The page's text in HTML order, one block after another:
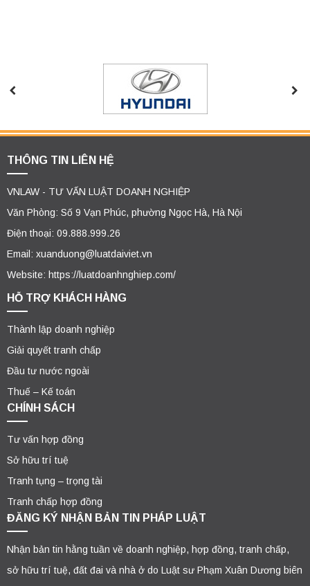
THÔNG TIN LIÊN HỆ
VNLAW - TƯ VẤN LUẬT DOANH NGHIỆP
Văn Phòng: Số 9 Vạn Phúc, phường Ngọc Hà, Hà Nội
Điện thoại: 09.888.999.26
Email: xuanduong@luatdaiviet.vn
Website: https://luatdoanhnghiep.com/
HỖ TRỢ KHÁCH HÀNG
Thành lập doanh nghiệp
Giải quyết tranh chấp
Đầu tư nước ngoài
Thuế – Kế toán
CHÍNH SÁCH
Tư vấn hợp đồng
Sở hữu trí tuệ
Tranh tụng – trọng tài
Tranh chấp hợp đồng
ĐĂNG KÝ NHẬN BẢN TIN PHÁP LUẬT
Nhận bản tin hằng tuần về doanh nghiệp, hợp đồng, tranh chấp,
sở hữu trí tuệ, đất đai và nhà ở do Luật sư Phạm Xuân Dương biên